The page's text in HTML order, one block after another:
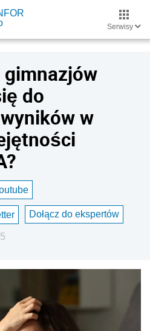
Serwisy
do
w
Dołącz do ekspertów